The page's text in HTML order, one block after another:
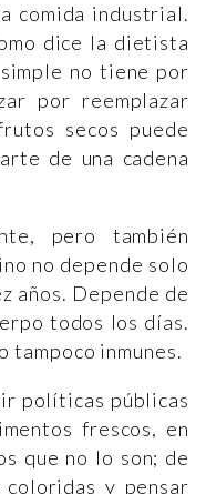
comida industrial.
dice la dietista
simple no tiene por
por reemplazar
secos puede
de una cadena
pero también
no depende solo
años. Depende de
todos los días.
tampoco inmunes.
políticas públicas
frescos, en
que no lo son; de
y pensar